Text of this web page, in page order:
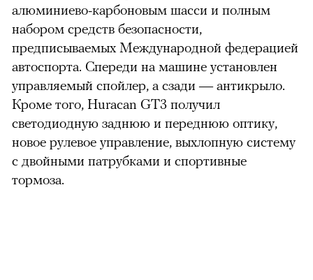
алюминиево-карбоновым шасси и полным
набором средств безопасности,
предписываемых Международной федерацией
автоспорта. Спереди на машине установлен
управляемый спойлер, а сзади — антикрыло.
Кроме того, Huracan GT3 получил
светодиодную заднюю и переднюю оптику,
новое рулевое управление, выхлопную систему
с двойными патрубками и спортивные
тормоза.